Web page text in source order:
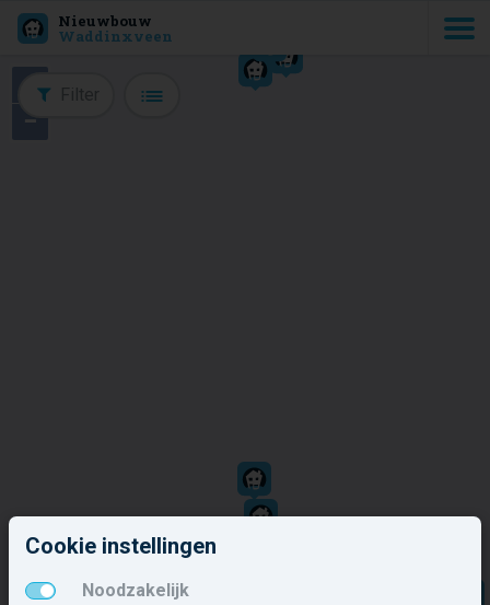
Nieuwbouw
Waddinxveen
Filter
+
−
Cookie instellingen
Noodzakelijk